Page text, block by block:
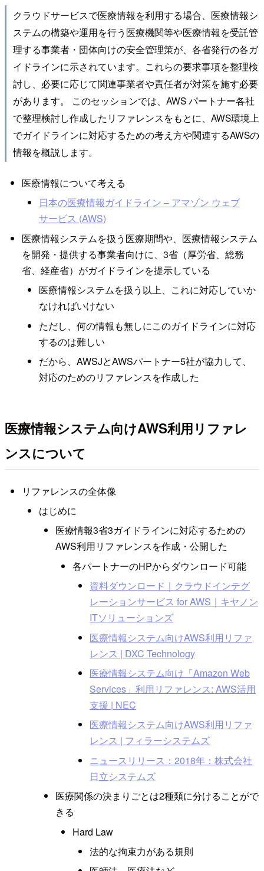
クラウドサービスで医療情報を利用する場合、医療情報シ
ステムの構築や運用を行う医療機関等や医療情報を受託管
理する事業者・団体向けの安全管理策が、各省発行の各ガ
イドラインに示されています。これらの要求事項を整理検
討し、必要に応じて関連事業者や責任者が対策を施す必要
があります。 このセッションでは、AWS パートナー各社
で整理検討し作成したリファレンスをもとに、AWS環境上
でガイドラインに対応するための考え方や関連するAWSの
情報を概説します。
医療情報について考える
日本の医療情報ガイドライン – アマゾン ウェブ
サービス (AWS)
医療情報システムを扱う医療期間や、医療情報システム
を開発・提供する事業者向けに、3省（厚労省、総務
省、経産省）がガイドラインを提示している
医療情報システムを扱う以上、これに対応していか
なければいけない
ただし、何の情報も無しにこのガイドラインに対応
するのは難しい
だから、AWSJとAWSパートナー5社が協力して、
対応のためのリファレンスを作成した
医療情報システム向けAWS利用リファレ
ンスについて
リファレンスの全体像
はじめに
医療情報3省3ガイドラインに対応するための
AWS利用リファレンスを作成・公開した
各パートナーのHPからダウンロード可能
資料ダウンロード｜クラウドインテグ
レーションサービス for AWS｜キヤノン
ITソリューションズ
医療情報システム向けAWS利用リファ
レンス | DXC Technology
医療情報システム向け「Amazon Web
Services」利用リファレンス: AWS活用
支援 | NEC
医療情報システム向けAWS利用リファ
レンス | フィラーシステムズ
ニュースリリース：2018年：株式会社
日立システムズ
医療関係の決まりごとは2種類に分けることがで
きる
Hard Law
法的な拘束力がある規則